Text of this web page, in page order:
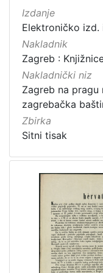
Izdanje
Elektroničko izd.
Nakladnik
Zagreb :
Nakladnički niz
Zagreb na
zagrebačka
Zbirka
Sitni tisak